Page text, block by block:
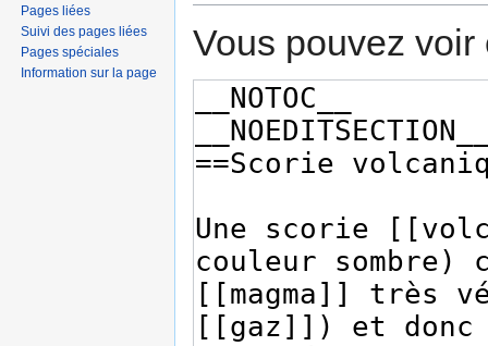
Vous pouvez
Pages liées
Suivi des pages liées
Pages spéciales
Information sur la page